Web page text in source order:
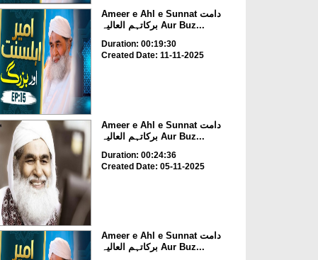
Ameer e Ahl e Sunnat دامت
برکاتہم العالیہ Aur Buz...
Duration: 00:19:30
Created Date: 11-11-2025
Ameer e Ahl e Sunnat دامت
برکاتہم العالیہ Aur Buz...
Duration: 00:24:36
Created Date: 05-11-2025
Ameer e Ahl e Sunnat دامت
برکاتہم العالیہ Aur Buz...